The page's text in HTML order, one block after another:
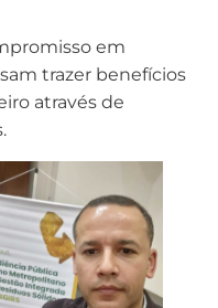
em
trazer benefícios
através de